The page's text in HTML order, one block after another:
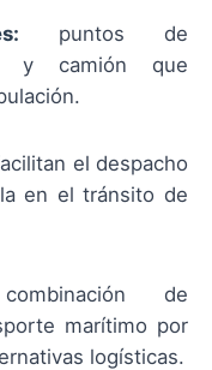
puntos de
y camión que
el despacho
en el tránsito de
de
marítimo por
logísticas.